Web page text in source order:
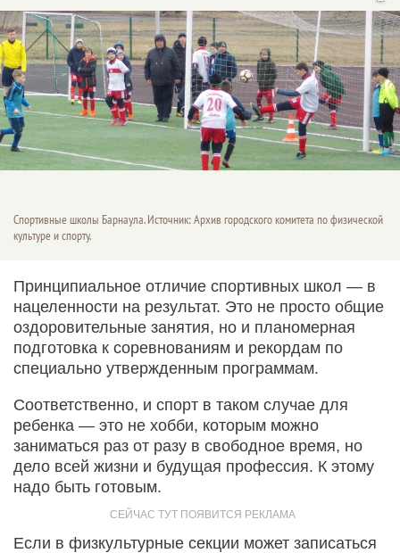
Спортивные школы Барнаула. Источник: Архив городского комитета по физической
культуре и спорту.
Принципиальное отличие спортивных школ — в
нацеленности на результат. Это не просто общие
оздоровительные занятия, но и планомерная
подготовка к соревнованиям и рекордам по
специально утвержденным программам.
Соответственно, и спорт в таком случае для
ребенка — это не хобби, которым можно
заниматься раз от разу в свободное время, но
дело всей жизни и будущая профессия. К этому
надо быть готовым.
Если в физкультурные секции может записаться